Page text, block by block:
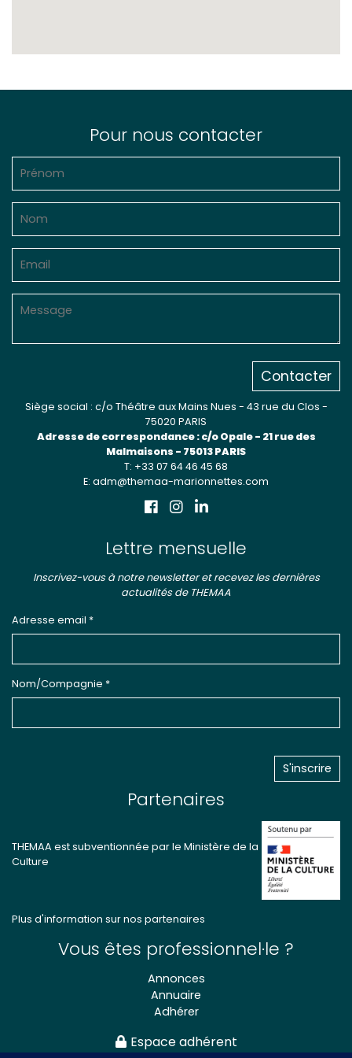
Pour nous contacter
Contacter
Siège social : c/o Théâtre aux Mains Nues - 43 rue du Clos -
75020 PARIS
Adresse de correspondance : c/o Opale - 21 rue des
Malmaisons - 75013 PARIS
T: +33 07 64 46 45 68
E: adm@themaa-marionnettes.com
Lettre mensuelle
Inscrivez-vous à notre newsletter et recevez les dernières
actualités de THEMAA
Adresse email *
Nom/Compagnie *
Partenaires
THEMAA est subventionnée par le Ministère de la
Culture
Plus d'information sur nos partenaires
Vous êtes professionnel·le ?
Annonces
Annuaire
Adhérer
Espace adhérent